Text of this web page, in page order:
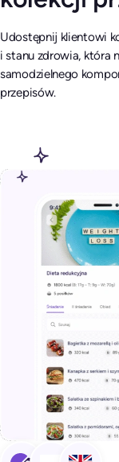
Udostępnij klientowi
i stanu zdrowia, która
samodzielnego
przepisów.